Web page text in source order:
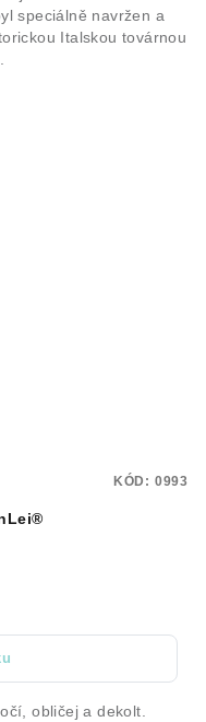
speciálně navržen a
Italskou továrnou
obličej a dekolt.
KÓD: 0993